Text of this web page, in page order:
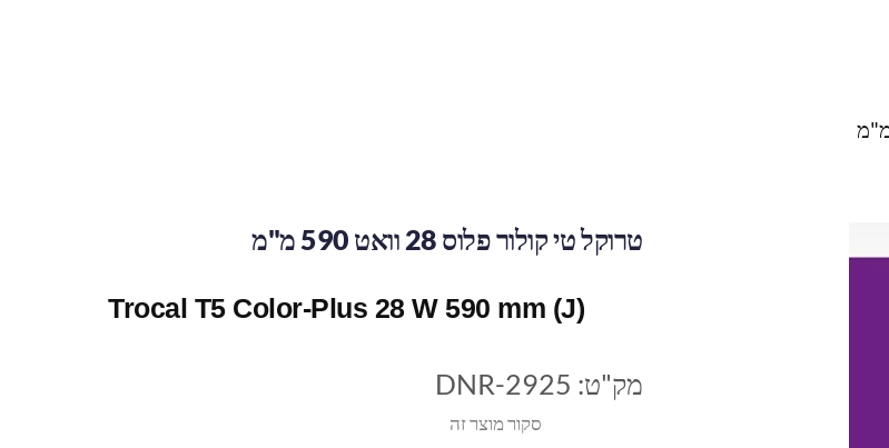
טרוקל טי קולור פלוס 28 וואט 590 מ"מ
Trocal T5 Color-Plus 28 W 590 mm (J)
סקור מוצר זה
מק"ט: DNR-2925